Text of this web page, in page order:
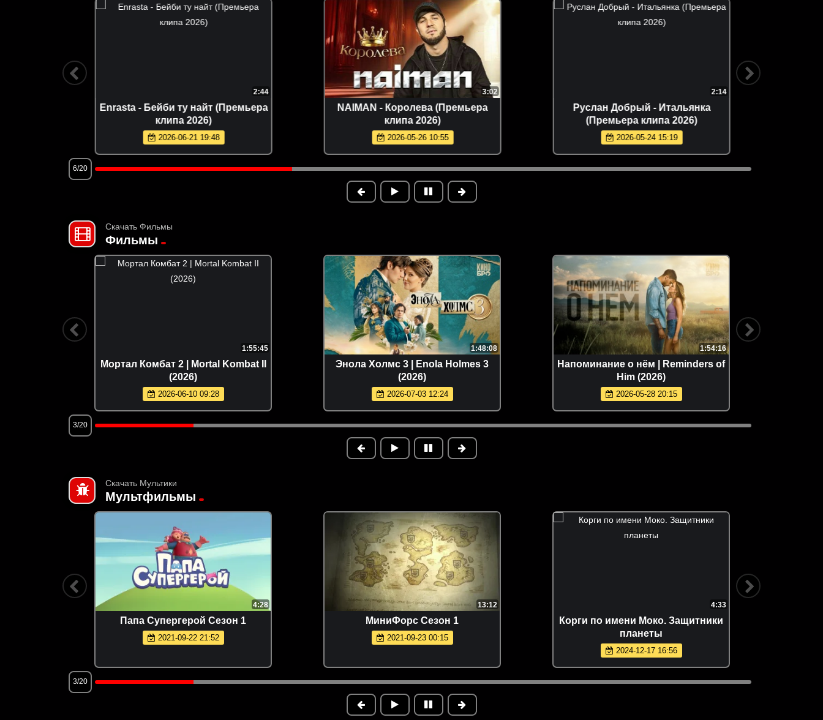
2:44
Enrasta - Бейби ту найт (Премьера
клипа 2026)
2026-06-21 19:48
3:02
NAIMAN - Королева (Премьера
клипа 2026)
2026-05-26 10:55
2:14
Руслан Добрый - Итальянка
(Премьера клипа 2026)
2026-05-24 15:19
6/20
Скачать Фильмы
Фильмы
1:55:45
Мортал Комбат 2 | Mortal Kombat II
(2026)
2026-06-10 09:28
1:48:08
Энола Холмс 3 | Enola Holmes 3
(2026)
2026-07-03 12:24
1:54:16
Напоминание о нём | Reminders of
Him (2026)
2026-05-28 20:15
3/20
Скачать Мультики
Мультфильмы
4:28
Папа Супергерой Сезон 1
2021-09-22 21:52
13:12
МиниФорс Сезон 1
2021-09-23 00:15
4:33
Корги по имени Моко. Защитники
планеты
2024-12-17 16:56
3/20